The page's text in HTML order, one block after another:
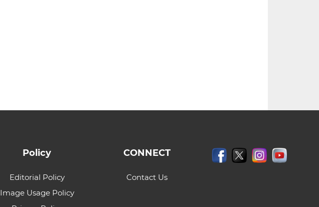
Policy
Editorial Policy
Image Usage Policy
CONNECT
Contact Us